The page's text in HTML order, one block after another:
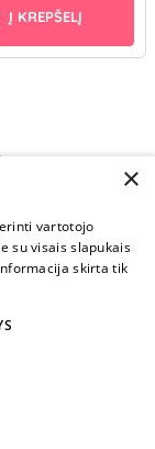
Į KREPŠELĮ
×
vartotojo
su visais slapukais
skirta tik